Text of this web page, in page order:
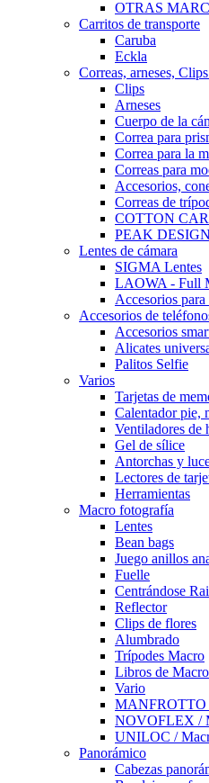
OTRAS
Carritos de transporte
Caruba
Eckla
Correas, arneses,
Clips
Arneses
Cuerpo de la
Correa para
Correa para la
Correas para
Accesorios,
Correas de
COTTON
PEAK DESIGN
Lentes de cámara
SIGMA Lentes
LAOWA - Full
Accesorios
Accesorios de
Accesorios
Alicates
Palitos Selfie
Varios
Tarjetas de
Calentador pie,
Ventiladores de
Gel de sílice
Antorchas y
Lectores de
Herramientas
Macro fotografía
Lentes
Bean bags
Juego anillos
Fuelle
Centrándose
Reflector
Clips de flores
Alumbrado
Trípodes Macro
Libros de Macro
Vario
MANFROTTO
NOVOFLEX /
UNILOC /
Panorámico
Cabezas